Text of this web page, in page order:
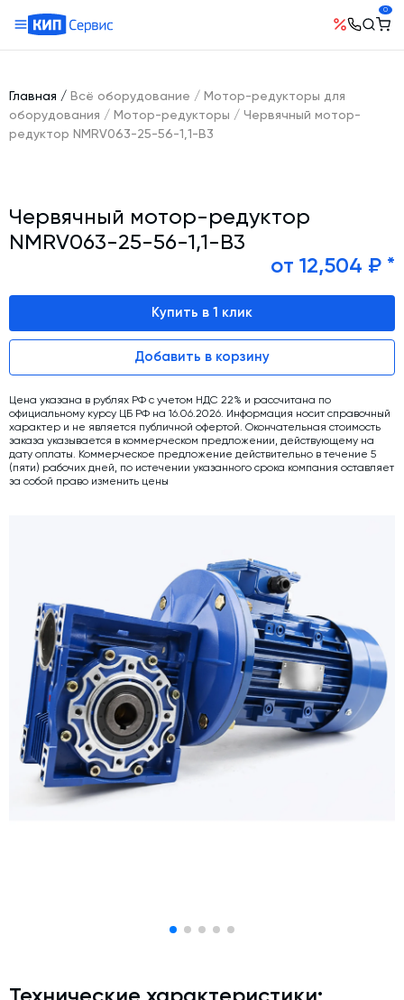
0
Бетонные заводы (БСУ, РБУ)
Бетоносмесители
Гибкие шнеки для сыпучих материалов
Конвейерное оборудование
Силосы для цемента и обвязка
Растариватели Биг-Бегов
Тепловое оборудование
Дозаторы для бетонных заводов
Затворы для силосов и дозаторов
Промышленные фильтры и комплектующие
Телескопические загрузчики
Датчики
Промышленные вибраторы
Рециклинг
Дробильно-сортировочный комплекс
Околопрессовочное оборудование
Экспертные услуги
География поставок
Руководство
Сотрудничество
История компании
Ответы на вопросы
Условия труда
Контакты
Главная / Всё оборудование / Мотор-редукторы для
оборудования / Мотор-редукторы / Червячный мотор-
редуктор NMRV063-25-56-1,1-B3
Технические характеристики:
Червячный мотор-редуктор
NMRV063-25-56-1,1-B3
от 12,504 ₽ *
Купить в 1 клик
Добавить в корзину
Цена указана в рублях РФ с учетом НДС 22% и рассчитана по
официальному курсу ЦБ РФ на 16.06.2026. Информация носит справочный
характер и не является публичной офертой. Окончательная стоимость
заказа указывается в коммерческом предложении, действующему на
дату оплаты. Коммерческое предложение действительно в течение 5
(пяти) рабочих дней, по истечении указанного срока компания оставляет
за собой право изменить цены